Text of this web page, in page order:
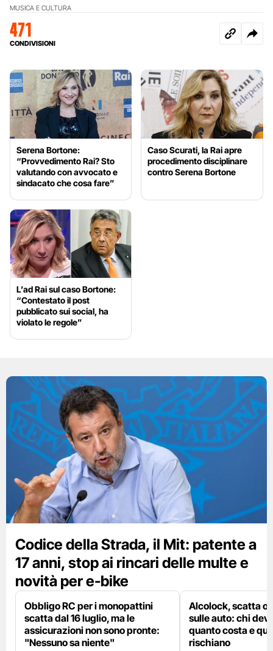
MUSICA E CULTURA
471
CONDIVISIONI
Serena Bortone:
“Provvedimento Rai? Sto
valutando con avvocato e
sindacato che cosa fare”
Caso Scurati, la Rai apre
procedimento disciplinare
contro Serena Bortone
L’ad Rai sul caso Bortone:
“Contestato il post
pubblicato sui social, ha
violato le regole”
Codice della Strada, il Mit: patente a
17 anni, stop ai rincari delle multe e
novità per e-bike
Obbligo RC per i monopattini
scatta dal 16 luglio, ma le
assicurazioni non sono pronte:
"Nessuno sa niente"
Alcolock, scatta
sulle auto: chi
quanto costa e
rischiano